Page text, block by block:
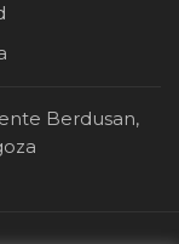
Berdusan,